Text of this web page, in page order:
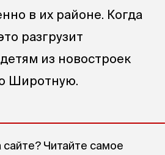
в их районе. Когда
разгрузит
из новостроек
Широтную.
Читайте самое